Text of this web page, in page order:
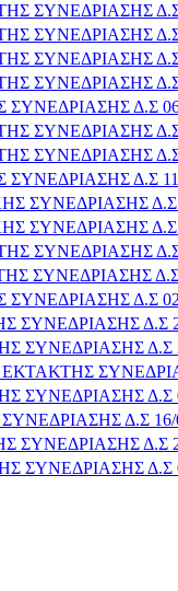
ΣΥΝΕΔΡΙΑΣΗΣ Δ.Σ
ΣΥΝΕΔΡΙΑΣΗΣ Δ.Σ
ΣΥΝΕΔΡΙΑΣΗΣ Δ.Σ
ΣΥΝΕΔΡΙΑΣΗΣ Δ.Σ
Δ.Σ
ΣΥΝΕΔΡΙΑΣΗΣ Δ.Σ
ΣΥΝΕΔΡΙΑΣΗΣ Δ.Σ
Δ.Σ 11/
ΣΥΝΕΔΡΙΑΣΗΣ Δ.Σ
ΣΥΝΕΔΡΙΑΣΗΣ Δ.Σ
ΣΥΝΕΔΡΙΑΣΗΣ Δ.Σ
ΣΥΝΕΔΡΙΑΣΗΣ Δ.Σ
Δ.Σ
Δ.Σ
Δ.Σ
Δ.Σ
Δ.Σ 16/
Δ.Σ
Δ.Σ